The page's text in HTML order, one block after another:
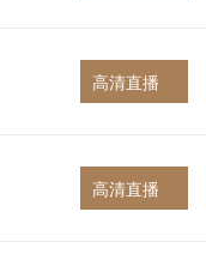
高清直播
高清直播